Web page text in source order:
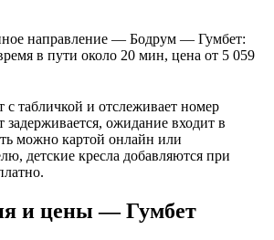
направление — Бодрум — Гумбет:
в пути около 20 мин, цена от 5 059
с табличкой и отслеживает номер
задерживается, ожидание входит в
можно картой онлайн или
детские кресла добавляются при
и цены — Гумбет